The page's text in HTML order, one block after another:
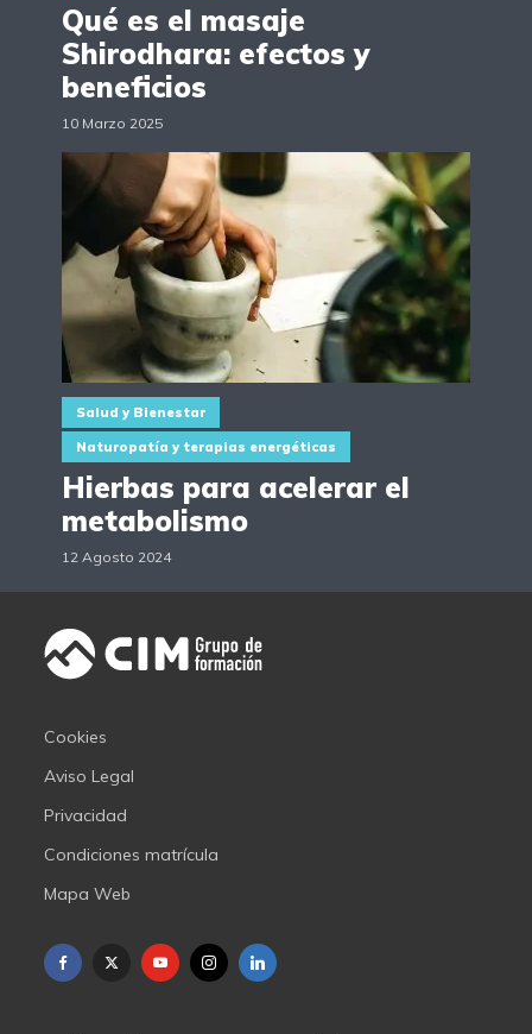
Qué es el masaje
Shirodhara: efectos y
beneficios
10 Marzo 2025
Salud y Bienestar
Naturopatía y terapias energéticas
Hierbas para acelerar el
metabolismo
12 Agosto 2024
Cookies
Aviso Legal
Privacidad
Condiciones matrícula
Mapa Web